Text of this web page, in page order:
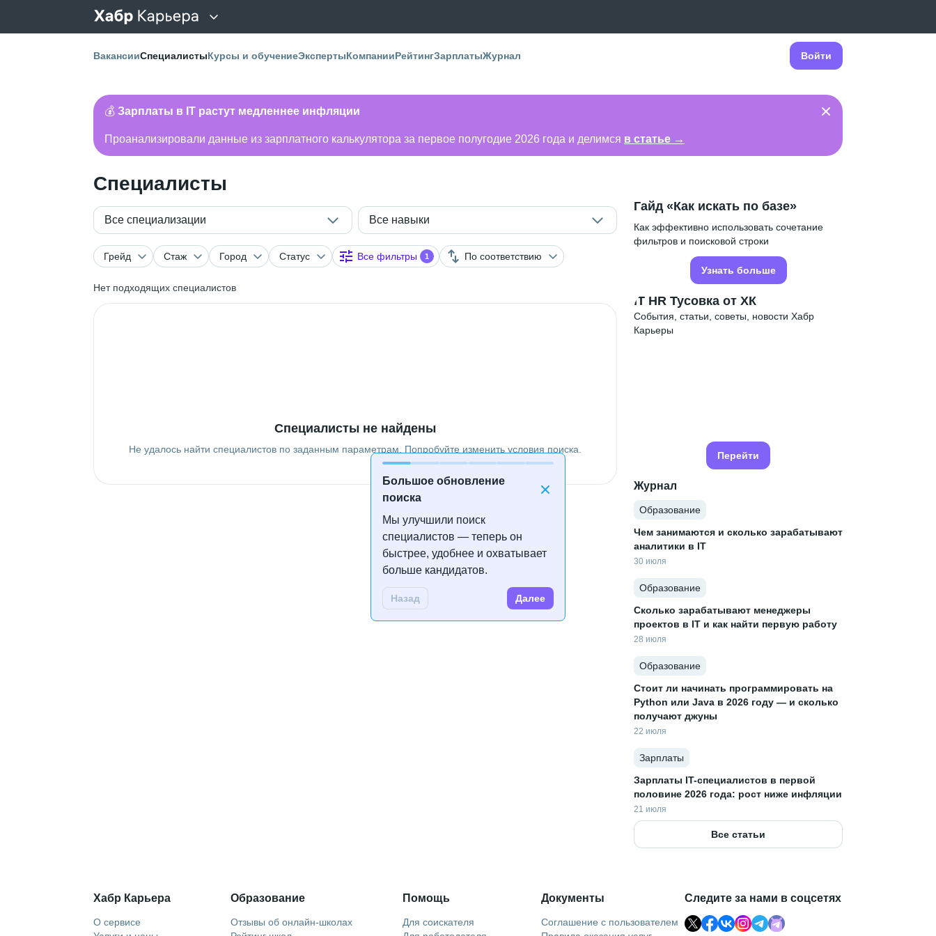
ВакансииСпециалистыКурсы и обучениеЭкспертыКомпанииРейтингЗарплатыЖурнал Войти
💰 Зарплаты в IT растут медленнее инфляции
Проанализировали данные из зарплатного калькулятора за первое полугодие 2026 года и делимся в статье →
Специалисты
Все специализации Все навыки
Грейд Стаж Город Статус Все фильтры 1 По соответствию
Нет подходящих специалистов
Большое обновление
поиска
Мы улучшили поиск
специалистов — теперь он
быстрее, удобнее и охватывает
больше кандидатов.
Назад Далее
Специалисты не найдены
Не удалось найти специалистов по заданным параметрам. Попробуйте изменить условия поиска.
Гайд «Как искать по базе»
Как эффективно использовать сочетание
фильтров и поисковой строки
Узнать больше
IT HR Тусовка от ХК
События, статьи, советы, новости Хабр
Карьеры
Перейти
Журнал
Образование
Чем занимаются и сколько зарабатывают
аналитики в IT
30 июля
Образование
Сколько зарабатывают менеджеры
проектов в IT и как найти первую работу
28 июля
Образование
Стоит ли начинать программировать на
Python или Java в 2026 году — и сколько
получают джуны
22 июля
Зарплаты
Зарплаты IT-специалистов в первой
половине 2026 года: рост ниже инфляции
21 июля
Все статьи
Хабр Карьера
О сервисе
Образование
Отзывы об онлайн-школах
Помощь
Для соискателя
Документы
Соглашение с пользователем
Следите за нами в соцсетях